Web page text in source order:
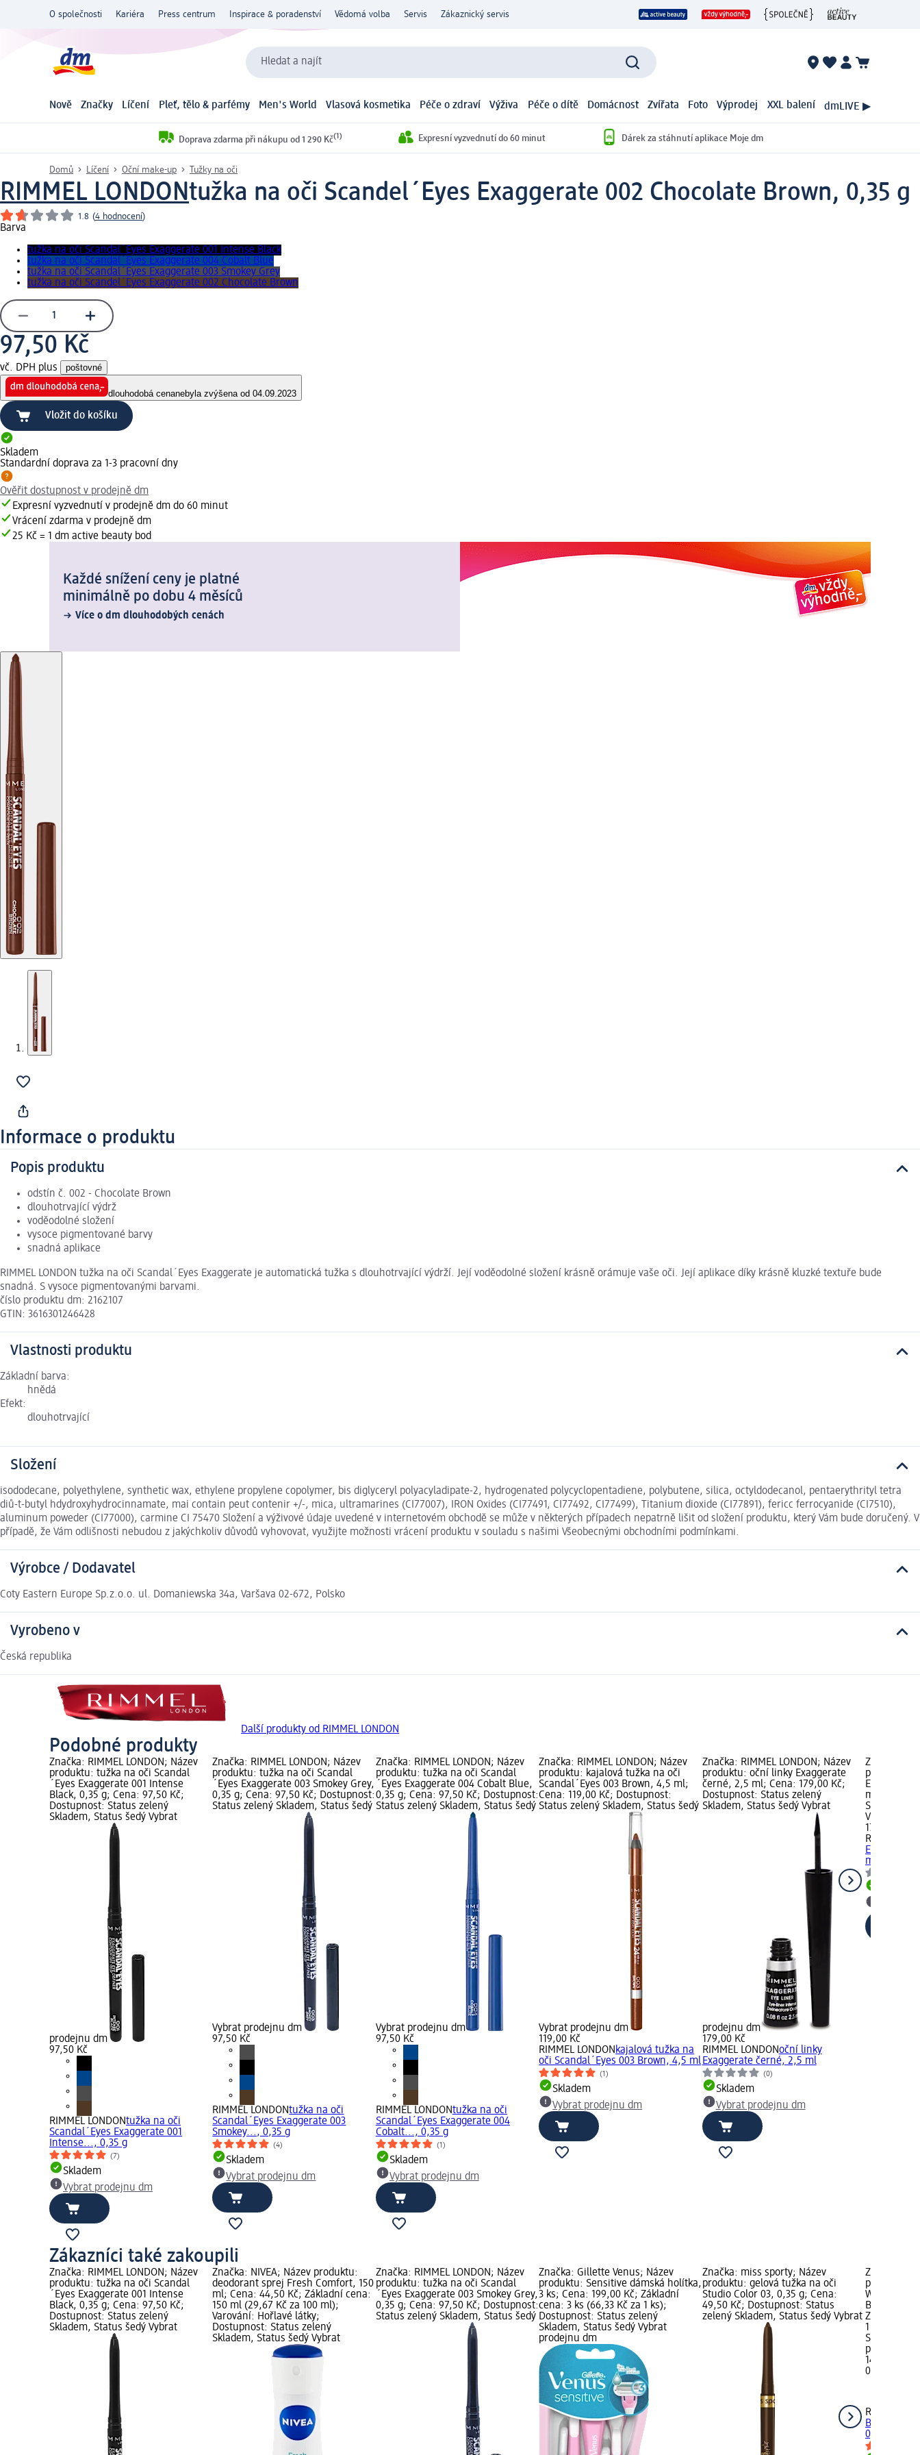
O společnosti Kariéra Press centrum Inspirace & poradenství Vědomá volba Servis Zákaznický servis
Hledat a najít
Nově Značky Líčení Pleť, tělo & parfémy Men's World Vlasová kosmetika Péče o zdraví Výživa Péče o dítě Domácnost Zvířata Foto Výprodej XXL balení dmLIVE ▶
Doprava zdarma při nákupu od 1 290 Kč(1) Expresní vyzvednutí do 60 minut Dárek za stáhnutí aplikace Moje dm
Domů Líčení Oční make-up Tužky na oči
RIMMEL LONDONtužka na oči Scandel´Eyes Exaggerate 002 Chocolate Brown, 0,35 g
1.8 (4 hodnocení)
Barva
tužka na oči Scandal´Eyes Exaggerate 001 Intense Black
tužka na oči Scandal´Eyes Exaggerate 004 Cobalt Blue
tužka na oči Scandal´Eyes Exaggerate 003 Smokey Grey
tužka na oči Scandel´Eyes Exaggerate 002 Chocolate Brown
97,50 Kč
vč. DPH plus poštovné
dlouhodobá cenanebyla zvýšena od 04.09.2023
Vložit do košíku
Skladem
Standardní doprava za 1-3 pracovní dny
Ověřit dostupnost v prodejně dm
Expresní vyzvednutí v prodejně dm do 60 minut
Vrácení zdarma v prodejně dm
25 Kč = 1 dm active beauty bod
Každé snížení ceny je platné
minimálně po dobu 4 měsíců
Více o dm dlouhodobých cenách
Informace o produktu
Popis produktu
odstín č. 002 - Chocolate Brown
dlouhotrvající výdrž
voděodolné složení
vysoce pigmentované barvy
snadná aplikace
RIMMEL LONDON tužka na oči Scandal´Eyes Exaggerate je automatická tužka s dlouhotrvající výdrží. Její voděodolné složení krásně orámuje vaše oči. Její aplikace díky krásně kluzké textuře bude
snadná. S vysoce pigmentovanými barvami.
číslo produktu dm: 2162107
GTIN: 3616301246428
Vlastnosti produktu
Základní barva:
hnědá
Efekt:
dlouhotrvající
Složení
isododecane, polyethylene, synthetic wax, ethylene propylene copolymer, bis diglyceryl polyacyladipate-2, hydrogenated polycyclopentadiene, polybutene, silica, octyldodecanol, pentaerythrityl tetra
diů-t-butyl hdydroxyhydrocinnamate, mai contain peut contenir +/-, mica, ultramarines (CI77007), IRON Oxides (CI77491, CI77492, CI77499), Titanium dioxide (CI77891), fericc ferrocyanide (CI7510),
aluminum poweder (CI77000), carmine CI 75470 Složení a výživové údaje uvedené v internetovém obchodě se může v některých případech nepatrně lišit od složení produktu, který Vám bude doručený. V
případě, že Vám odlišnosti nebudou z jakýchkoliv důvodů vyhovovat, využijte možnosti vrácení produktu v souladu s našimi Všeobecnými obchodními podmínkami.
Výrobce / Dodavatel
Coty Eastern Europe Sp.z.o.o. ul. Domaniewska 34a, Varšava 02-672, Polsko
Vyrobeno v
Česká republika
Další produkty od RIMMEL LONDON
Podobné produkty
Značka: RIMMEL LONDON; Název
produktu: tužka na oči Scandal
´Eyes Exaggerate 001 Intense
Black, 0,35 g; Cena: 97,50 Kč;
Dostupnost: Status zelený
Skladem, Status šedý Vybrat
prodejnu dm
97,50 Kč
RIMMEL LONDONtužka na oči
Scandal´Eyes Exaggerate 001
Intense..., 0,35 g
(7)
Skladem
Vybrat prodejnu dm
Značka: RIMMEL LONDON; Název
produktu: tužka na oči Scandal
´Eyes Exaggerate 003 Smokey Grey,
0,35 g; Cena: 97,50 Kč; Dostupnost:
Status zelený Skladem, Status šedý
Vybrat prodejnu dm
97,50 Kč
RIMMEL LONDONtužka na oči
Scandal´Eyes Exaggerate 003
Smokey..., 0,35 g
(4)
Skladem
Vybrat prodejnu dm
Značka: RIMMEL LONDON; Název
produktu: tužka na oči Scandal
´Eyes Exaggerate 004 Cobalt Blue,
0,35 g; Cena: 97,50 Kč; Dostupnost:
Status zelený Skladem, Status šedý
Vybrat prodejnu dm
97,50 Kč
RIMMEL LONDONtužka na oči
Scandal´Eyes Exaggerate 004
Cobalt..., 0,35 g
(1)
Skladem
Vybrat prodejnu dm
Značka: RIMMEL LONDON; Název
produktu: kajalová tužka na oči
Scandal´Eyes 003 Brown, 4,5 ml;
Cena: 119,00 Kč; Dostupnost:
Status zelený Skladem, Status šedý
Vybrat prodejnu dm
119,00 Kč
RIMMEL LONDONkajalová tužka na
oči Scandal´Eyes 003 Brown, 4,5 ml
(1)
Skladem
Vybrat prodejnu dm
Značka: RIMMEL LONDON; Název
produktu: oční linky Exaggerate
černé, 2,5 ml; Cena: 179,00 Kč;
Dostupnost: Status zelený
Skladem, Status šedý Vybrat
prodejnu dm
179,00 Kč
RIMMEL LONDONoční linky
Exaggerate černé, 2,5 ml
(0)
Skladem
Vybrat prodejnu dm
Značka:
produktu:
ml; Cena:
Status
Vybrat
179,00 Kč
RIMMEL
ml
Zákazníci také zakoupili
Značka: RIMMEL LONDON; Název
produktu: tužka na oči Scandal
´Eyes Exaggerate 001 Intense
Black, 0,35 g; Cena: 97,50 Kč;
Dostupnost: Status zelený
Skladem, Status šedý Vybrat
Značka: NIVEA; Název produktu:
deodorant sprej Fresh Comfort, 150
ml; Cena: 44,50 Kč; Základní cena:
150 ml (29,67 Kč za 100 ml);
Varování: Hořlavé látky;
Dostupnost: Status zelený
Skladem, Status šedý Vybrat
Značka: RIMMEL LONDON; Název
produktu: tužka na oči Scandal
´Eyes Exaggerate 003 Smokey Grey,
0,35 g; Cena: 97,50 Kč; Dostupnost:
Status zelený Skladem, Status šedý
Značka: Gillette Venus; Název
produktu: Sensitive dámská holítka,
3 ks; Cena: 199,00 Kč; Základní
cena: 3 ks (66,33 Kč za 1 ks);
Dostupnost: Status zelený
Skladem, Status šedý Vybrat
prodejnu dm
Značka: miss sporty; Název
produktu: gelová tužka na oči
Studio Color 03, 0,35 g; Cena:
49,50 Kč; Dostupnost: Status
zelený Skladem, Status šedý Vybrat
Značka:
produktu:
Way Fill &
Brown,
Základní
1 g);
Skladem,
prodejnu
149,00 Kč
0,25 g
RIMMEL
Brow This
0,25 g